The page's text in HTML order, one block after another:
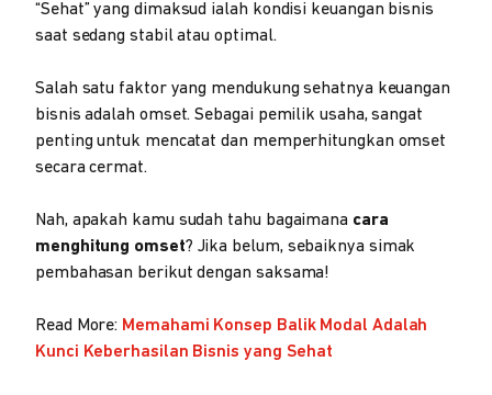
“Sehat” yang dimaksud ialah kondisi keuangan bisnis
saat sedang stabil atau optimal.
Salah satu faktor yang mendukung sehatnya keuangan
bisnis adalah omset. Sebagai pemilik usaha, sangat
penting untuk mencatat dan memperhitungkan omset
secara cermat.
Nah, apakah kamu sudah tahu bagaimana cara
menghitung omset? Jika belum, sebaiknya simak
pembahasan berikut dengan saksama!
Read More: Memahami Konsep Balik Modal Adalah
Kunci Keberhasilan Bisnis yang Sehat